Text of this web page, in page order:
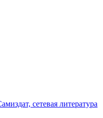
сетевая литература